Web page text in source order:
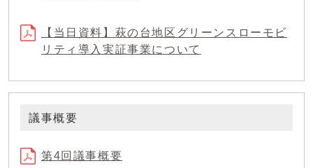
【当日資料】萩の台地区グリーンスローモビ
リティ導入実証事業について
議事概要
第4回議事概要